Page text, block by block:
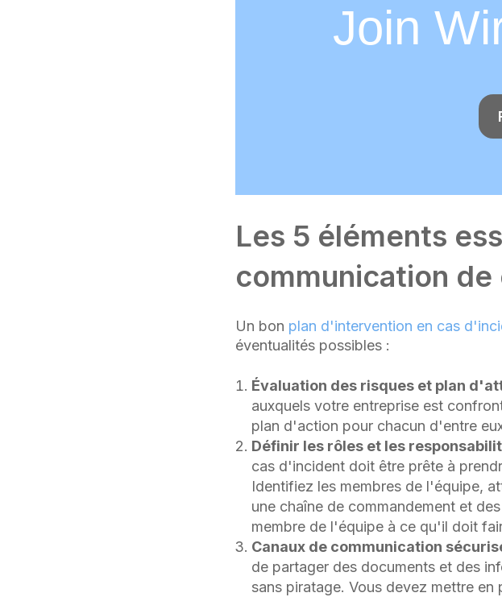
Join
Les 5 éléments
communication de
Un bon plan d'intervention en cas
éventualités possibles :
Évaluation des risques et plan
auxquels votre entreprise est
plan d'action pour chacun d'entre
Définir les rôles et les
cas d'incident doit être prête à
Identifiez les membres de l'équipe,
une chaîne de commandement et
membre de l'équipe à ce qu'il doit
Canaux de communication
de partager des documents et des
sans piratage. Vous devez mettre